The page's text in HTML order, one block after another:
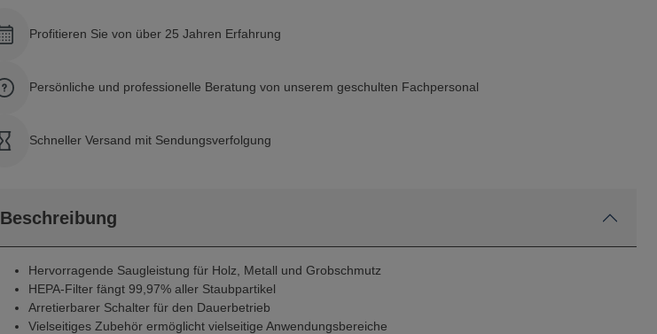
Profitieren Sie von über 25 Jahren Erfahrung
Persönliche und professionelle Beratung von unserem geschulten Fachpersonal
Schneller Versand mit Sendungsverfolgung
Beschreibung
Hervorragende Saugleistung für Holz, Metall und Grobschmutz
HEPA-Filter fängt 99,97% aller Staubpartikel
Arretierbarer Schalter für den Dauerbetrieb
Vielseitiges Zubehör ermöglicht vielseitige Anwendungsbereiche